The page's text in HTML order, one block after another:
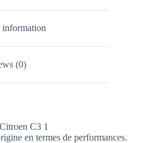
(0)
C3 1
en termes de performances.